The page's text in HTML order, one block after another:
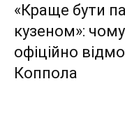
«Краще бути
кузеном»:
офіційно
Коппола